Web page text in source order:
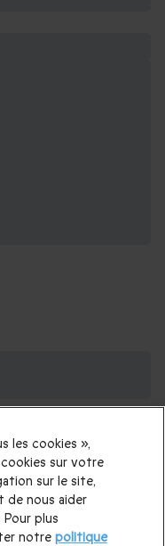
|Cadeau Noël
cadeau Homme
|Cadeaux Fête
les cookies »,
sur votre
sur le site,
de nous aider
plus
notre politique